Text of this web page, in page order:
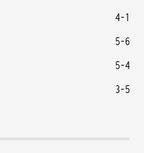
4-1
5-6
5-4
3-5